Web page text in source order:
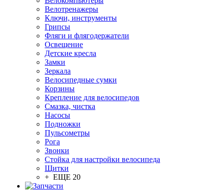
Велотренажеры
Ключи, инструменты
Грипсы
Фляги и флягодержатели
Освещение
Детские кресла
Замки
Зеркала
Велосипедные сумки
Корзины
Крепление для велосипедов
Смазка, чистка
Насосы
Подножки
Пульсометры
Рога
Звонки
Стойка для настройки велосипеда
Щитки
+ ЕЩЕ 20